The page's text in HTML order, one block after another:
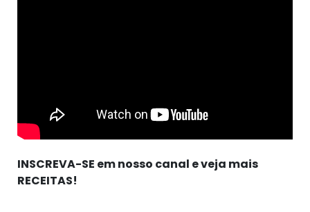
INSCREVA-SE em nosso canal e veja mais
RECEITAS!